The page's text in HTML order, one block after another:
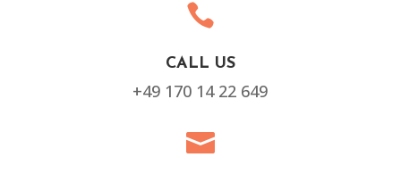

CALL US
+49 170 14 22 649
